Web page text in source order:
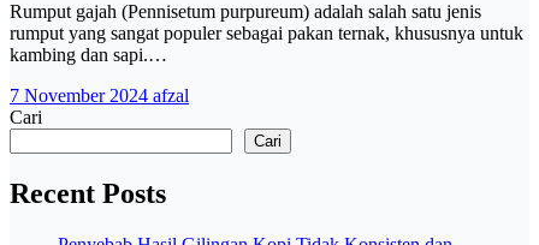
Rumput gajah (Pennisetum purpureum) adalah salah satu jenis
rumput yang sangat populer sebagai pakan ternak, khususnya untuk
kambing dan sapi.…
7 November 2024 afzal
Cari
Cari
Recent Posts